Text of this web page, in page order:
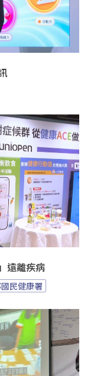
遠離疾病
民健康署